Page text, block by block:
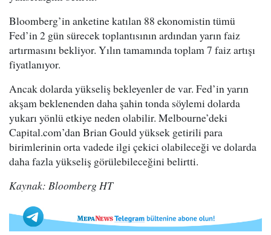
Bloomberg’in anketine katılan 88 ekonomistin tümü
Fed’in 2 gün sürecek toplantısının ardından yarın faiz
artırmasını bekliyor. Yılın tamamında toplam 7 faiz artışı
fiyatlanıyor.
Ancak dolarda yükseliş bekleyenler de var. Fed’in yarın
akşam beklenenden daha şahin tonda söylemi dolarda
yukarı yönlü etkiye neden olabilir. Melbourne’deki
Capital.com’dan Brian Gould yüksek getirili para
birimlerinin orta vadede ilgi çekici olabileceği ve dolarda
daha fazla yükseliş görülebileceğini belirtti.
Kaynak: Bloomberg HT